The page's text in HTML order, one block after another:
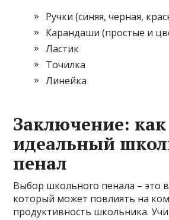
Ручки (синяя, черная,
Карандаши (простые и
Ластик
Точилка
Линейка
Заключение:
идеальный
пенал
Выбор школьного пенала – это
который может повлиять на
продуктивность школьника.